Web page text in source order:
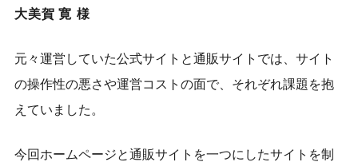
大美賀 寛 様
元々運営していた公式サイトと通販サイトでは、サイト
の操作性の悪さや運営コストの面で、それぞれ課題を抱
えていました。
今回ホームページと通販サイトを一つにしたサイトを制